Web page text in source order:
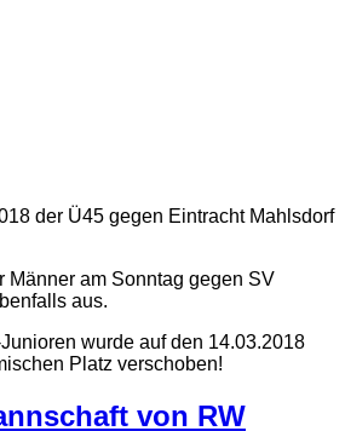
der Ü45 gegen Eintracht Mahlsdorf
Männer am Sonntag gegen SV
aus.
wurde auf den 14.03.2018
Platz verschoben!
von RW